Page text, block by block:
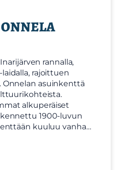
rannalla,
rajoittuen
Onnelan asuinkenttä
alkuperäiset
1900-luvun
kuuluu vanha…